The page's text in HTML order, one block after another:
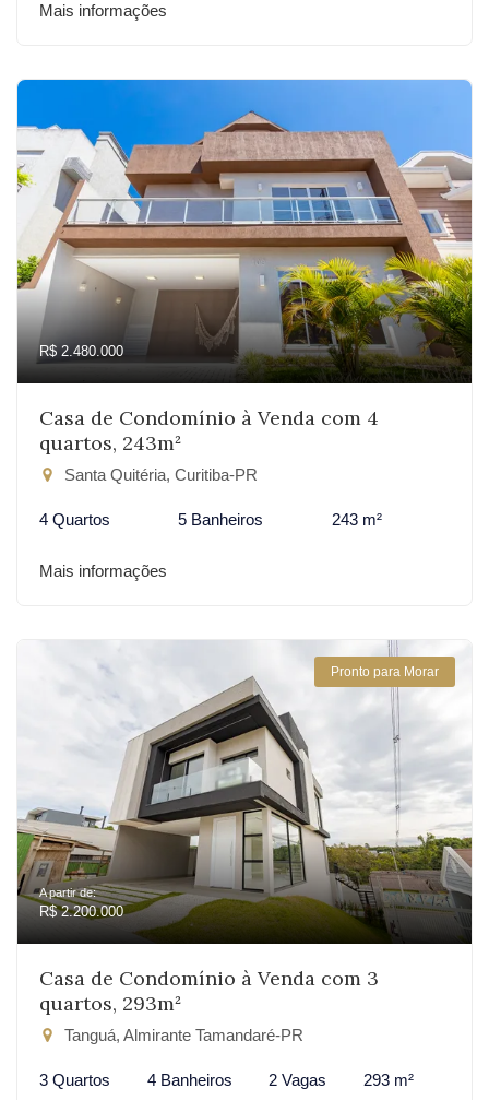
Mais informações
R$ 2.480.000
Casa de Condomínio à Venda com 4
quartos, 243m²
Santa Quitéria, Curitiba-PR
4 Quartos 5 Banheiros 243 m²
Mais informações
Pronto para Morar
A partir de:
R$ 2.200.000
Casa de Condomínio à Venda com 3
quartos, 293m²
Tanguá, Almirante Tamandaré-PR
3 Quartos 4 Banheiros 2 Vagas 293 m²